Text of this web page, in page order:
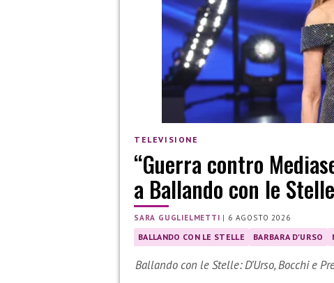
TELEVISIONE
“Guerra contro
a Ballando con le Stelle
SARA GUGLIELMETTI | 6 AGOSTO 2026
BALLANDO CON LE STELLE BARBARA D'URSO
Ballando con le Stelle: D’Urso, Bocchi e